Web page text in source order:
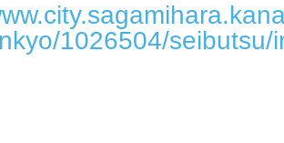
1026504/seibutsu/